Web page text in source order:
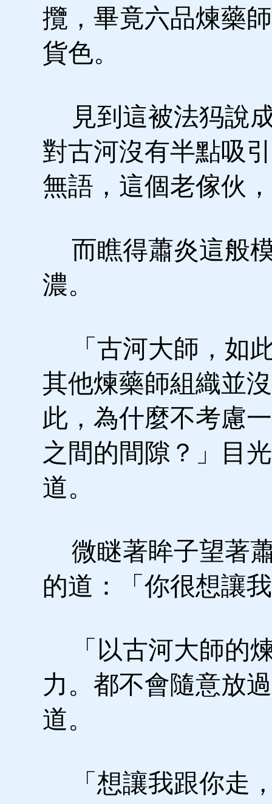
攬，畢竟六品煉藥
貨色。
見到這被法犸說
對古河沒有半點吸
無語，這個老傢伙
而瞧得蕭炎這般
濃。
「古河大師，如
其他煉藥師組織並
此，為什麼不考慮
之間的間隙？」目
道。
微瞇著眸子望著
的道：「你很想讓
「以古河大師的
力。都不會隨意放
道。
「想讓我跟你走